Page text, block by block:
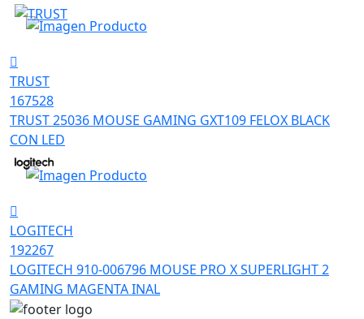
TRUST
167528
TRUST 25036 MOUSE GAMING GXT109 FELOX BLACK
CON LED
LOGITECH
192267
LOGITECH 910-006796 MOUSE PRO X SUPERLIGHT 2
GAMING MAGENTA INAL